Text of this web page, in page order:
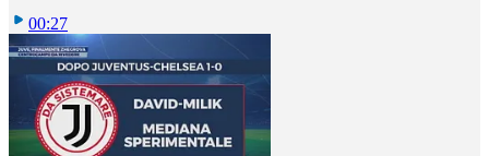
00:27